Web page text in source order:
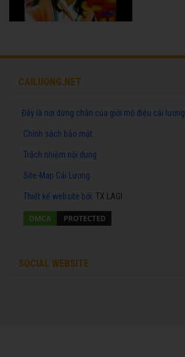
CAILUONG.NET
Đây là nơi dừng chân của giới mộ điệu cải lương
Chính sách bảo mật
Trách nhiệm nội dung
Site-Map Cải Lương
Thiết kế website bởi: TX LAGI
SOCIAL WEBSITE